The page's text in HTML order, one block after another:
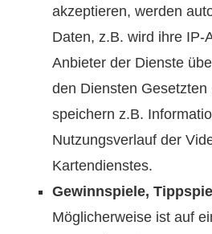
akzeptieren, werden
Daten, z.B. wird ihre IP-
Anbieter der Dienste
den Diensten Gesetzten
speichern z.B.
Nutzungsverlauf der
Kartendienstes.
Gewinnspiele,
Möglicherweise ist auf